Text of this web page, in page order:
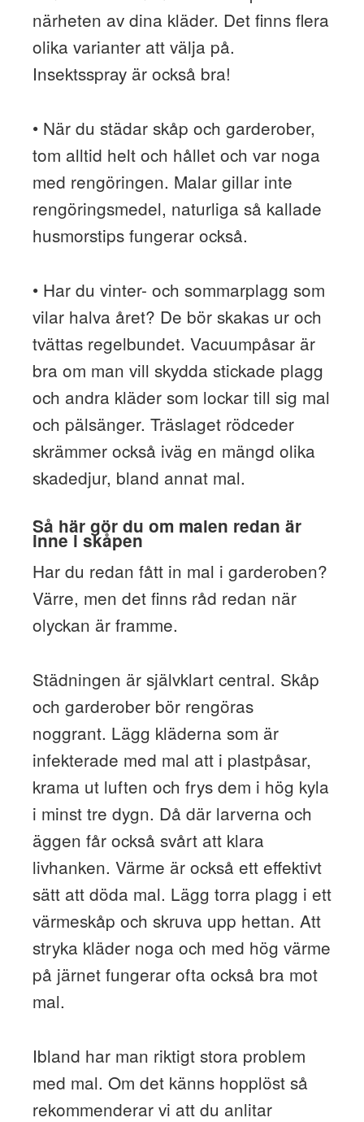
närheten av dina kläder. Det finns flera
olika varianter att välja på.
Insektsspray är också bra!
• När du städar skåp och garderober,
tom alltid helt och hållet och var noga
med rengöringen. Malar gillar inte
rengöringsmedel, naturliga så kallade
husmorstips fungerar också.
• Har du vinter- och sommarplagg som
vilar halva året? De bör skakas ur och
tvättas regelbundet. Vacuumpåsar är
bra om man vill skydda stickade plagg
och andra kläder som lockar till sig mal
och pälsänger. Träslaget rödceder
skrämmer också iväg en mängd olika
skadedjur, bland annat mal.
Så här gör du om malen redan är
inne i skåpen
Har du redan fått in mal i garderoben?
Värre, men det finns råd redan när
olyckan är framme.
Städningen är självklart central. Skåp
och garderober bör rengöras
noggrant. Lägg kläderna som är
infekterade med mal att i plastpåsar,
krama ut luften och frys dem i hög kyla
i minst tre dygn. Då där larverna och
äggen får också svårt att klara
livhanken. Värme är också ett effektivt
sätt att döda mal. Lägg torra plagg i ett
värmeskåp och skruva upp hettan. Att
stryka kläder noga och med hög värme
på järnet fungerar ofta också bra mot
mal.
Ibland har man riktigt stora problem
med mal. Om det känns hopplöst så
rekommenderar vi att du anlitar